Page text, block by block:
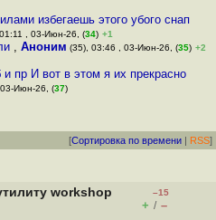
избегаешь этого убого снап
, 03-Июн-26, (34) +1
,Аноним (35), 03:46 , 03-Июн-26, (35) +2
пр И вот в этом я их прекрасно
Июн-26, (37)
[Сортировка по времени | RSS]
workshop
–15
+ / –